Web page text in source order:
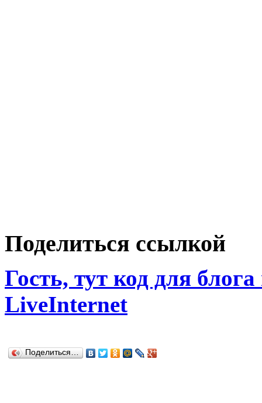
Поделиться ссылкой
Гость, тут код для
LiveInternet
Поделиться…